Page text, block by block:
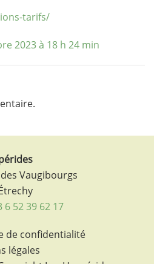
tarifs/
2023 à 18 h 24 min
Vaugibourgs
6 52 39 62 17
de confidentialité
légales